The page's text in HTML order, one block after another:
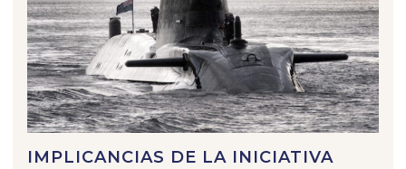
IMPLICANCIAS DE LA INICIATIVA